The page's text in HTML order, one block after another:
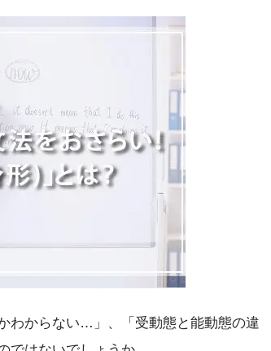
わからない…」、「受動態と能動態の違